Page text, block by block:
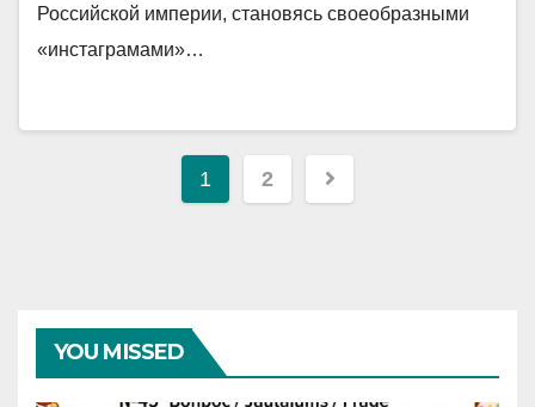
Российской империи, становясь своеобразными
«инстаграмами»…
Навигация
1 2
YOU MISSED